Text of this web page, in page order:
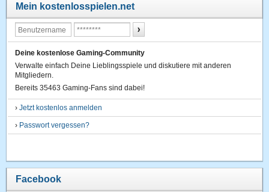
Mein kostenlosspielen.net
Deine kostenlose Gaming-Community
Verwalte einfach Deine Lieblingsspiele und diskutiere mit anderen
Mitgliedern.
Bereits 35463 Gaming-Fans sind dabei!
›Jetzt kostenlos anmelden
› Passwort vergessen?
Facebook